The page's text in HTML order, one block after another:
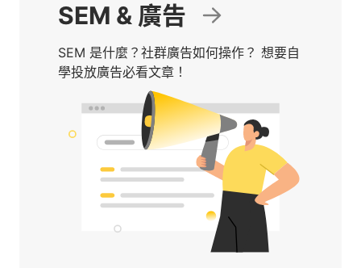
SEM & 廣告
SEM 是什麼？社群廣告如何操作？ 想要自
學投放廣告必看文章！